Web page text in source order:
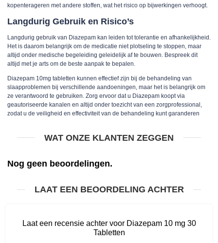
kopenterageren met andere stoffen, wat het risico op bijwerkingen verhoogt.
Langdurig Gebruik en Risico’s
Langdurig gebruik van Diazepam kan leiden tot tolerantie en afhankelijkheid.
Het is daarom belangrijk om de medicatie niet plotseling te stoppen, maar
altijd onder medische begeleiding geleidelijk af te bouwen. Bespreek dit
altijd met je arts om de beste aanpak te bepalen.
Diazepam 10mg tabletten kunnen effectief zijn bij de behandeling van
slaapproblemen bij verschillende aandoeningen, maar het is belangrijk om
ze verantwoord te gebruiken. Zorg ervoor dat u Diazepam koopt via
geautoriseerde kanalen en altijd onder toezicht van een zorgprofessional,
zodat u de veiligheid en effectiviteit van de behandeling kunt garanderen
WAT ONZE KLANTEN ZEGGEN
Nog geen beoordelingen.
LAAT EEN BEOORDELING ACHTER
Laat een recensie achter voor Diazepam 10 mg 30
Tabletten